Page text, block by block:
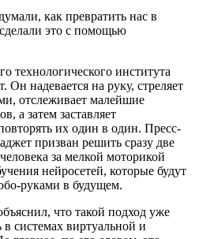
как превратить нас в
это с помощью
технологического института
Он надевается на руку, стреляет
отслеживает малейшие
а затем заставляет
их один в один. Пресс-
призван решить сразу две
за мелкой моторикой
нейросетей, которые будут
руками в будущем.
что такой подход уже
системах виртуальной и